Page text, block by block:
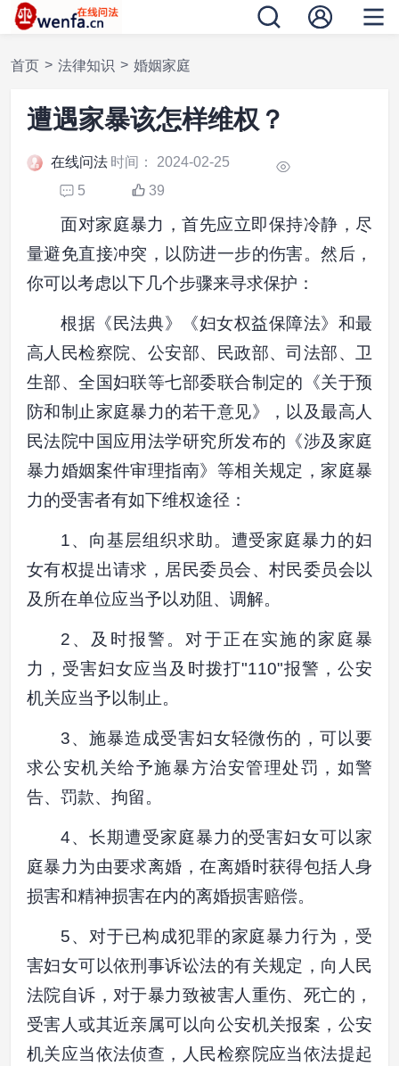
首页 > 法律知识 > 婚姻家庭
遭遇家暴该怎样维权？
在线问法 时间： 2024-02-25
5
39
面对家庭暴力，首先应立即保持冷静，尽
量避免直接冲突，以防进一步的伤害。然后，
你可以考虑以下几个步骤来寻求保护：
根据《民法典》《妇女权益保障法》和最
高人民检察院、公安部、民政部、司法部、卫
生部、全国妇联等七部委联合制定的《关于预
防和制止家庭暴力的若干意见》，以及最高人
民法院中国应用法学研究所发布的《涉及家庭
暴力婚姻案件审理指南》等相关规定，家庭暴
力的受害者有如下维权途径：
1、向基层组织求助。遭受家庭暴力的妇
女有权提出请求，居民委员会、村民委员会以
及所在单位应当予以劝阻、调解。
2、及时报警。对于正在实施的家庭暴
力，受害妇女应当及时拨打"110"报警，公安
机关应当予以制止。
3、施暴造成受害妇女轻微伤的，可以要
求公安机关给予施暴方治安管理处罚，如警
告、罚款、拘留。
4、长期遭受家庭暴力的受害妇女可以家
庭暴力为由要求离婚，在离婚时获得包括人身
损害和精神损害在内的离婚损害赔偿。
5、对于已构成犯罪的家庭暴力行为，受
害妇女可以依刑事诉讼法的有关规定，向人民
法院自诉，对于暴力致被害人重伤、死亡的，
受害人或其近亲属可以向公安机关报案，公安
机关应当依法侦查，人民检察院应当依法提起